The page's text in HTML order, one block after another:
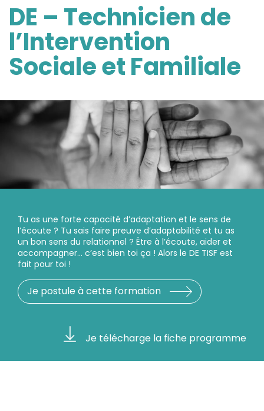
DE – Technicien de
l’Intervention
Sociale et Familiale
Tu as une forte capacité d’adaptation et le sens de
l’écoute ? Tu sais faire preuve d’adaptabilité et tu as
un bon sens du relationnel ? Être à l’écoute, aider et
accompagner… c’est bien toi ça ! Alors le DE TISF est
fait pour toi !
Je postule à cette formation
Je télécharge la fiche programme